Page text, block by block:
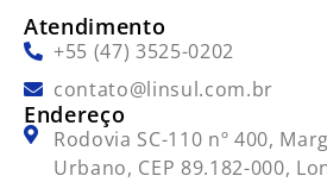
Atendimento
+55 (47) 3525-0202
contato@linsul.com.br
Endereço
Rodovia SC-110 nº 400,
Urbano, CEP 89.182-000,